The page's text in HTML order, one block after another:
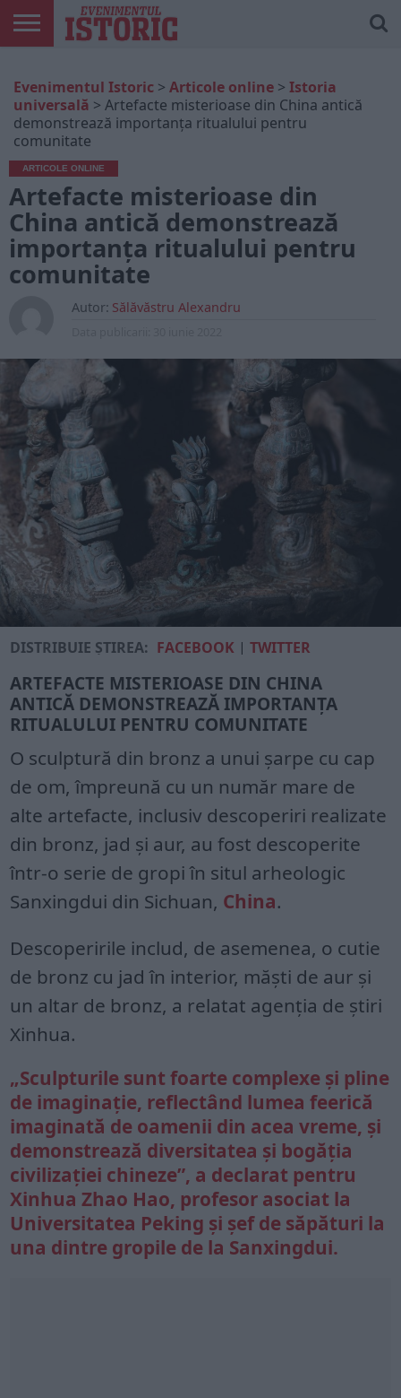
ONLINE
EDIȚII
TIPĂRITE
ISTORIC
PLAY
CONTUL
MEU
Evenimentul Istoric > Articole online > Istoria
universală > Artefacte misterioase din China antică
demonstrează importanța ritualului pentru
comunitate
ARTICOLE ONLINE
Artefacte misterioase din
China antică demonstrează
importanța ritualului pentru
comunitate
Autor: Sălăvăstru Alexandru
DISTRIBUIE ȘTIREA: FACEBOOK |TWITTER
ARTEFACTE MISTERIOASE DIN CHINA
ANTICĂ DEMONSTREAZĂ IMPORTANȚA
RITUALULUI PENTRU COMUNITATE
O sculptură din bronz a unui șarpe cu cap
de om, împreună cu un număr mare de
alte artefacte, inclusiv descoperiri realizate
din bronz, jad și aur, au fost descoperite
într-o serie de gropi în situl arheologic
Sanxingdui din Sichuan, China.
Descoperirile includ, de asemenea, o cutie
de bronz cu jad în interior, măști de aur și
un altar de bronz, a relatat agenția de știri
Xinhua.
„Sculpturile sunt foarte complexe și pline
de imaginație, reflectând lumea feerică
imaginată de oamenii din acea vreme, și
demonstrează diversitatea și bogăția
civilizației chineze”, a declarat pentru
Xinhua Zhao Hao, profesor asociat la
Universitatea Peking și șef de săpături la
una dintre gropile de la Sanxingdui.